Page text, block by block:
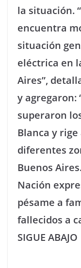
la situación.
encuentra
situación
eléctrica en
Aires”,
y agregaron:
superaron
Blanca y
diferentes
Buenos
Nación
pésame a
fallecidos a
SIGUE ABAJO